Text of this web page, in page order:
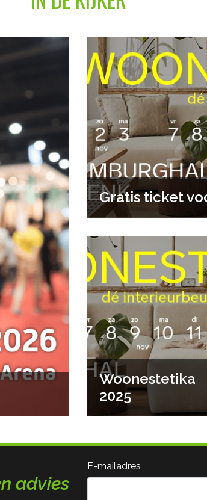
Gratis ticket
Woonestetika
2025
advies
E-mailadres